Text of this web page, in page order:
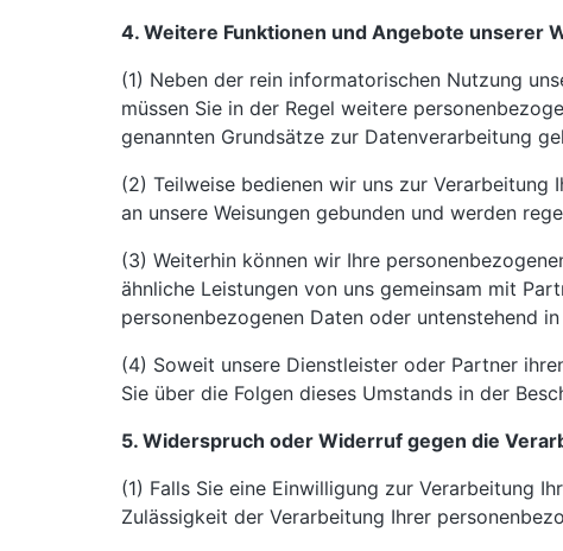
4. Weitere Funktionen und Angebote unserer
(1) Neben der rein informatorischen Nutzung
müssen Sie in der Regel weitere
genannten Grundsätze zur Datenverarbeitung
(2) Teilweise bedienen wir uns zur
an unsere Weisungen gebunden und werden
(3) Weiterhin können wir Ihre
ähnliche Leistungen von uns gemeinsam mit
personenbezogenen Daten oder untenstehend
(4) Soweit unsere Dienstleister oder Partner
Sie über die Folgen dieses Umstands in der
5. Widerspruch oder Widerruf gegen die
(1) Falls Sie eine Einwilligung zur Verarbeitung
Zulässigkeit der Verarbeitung Ihrer